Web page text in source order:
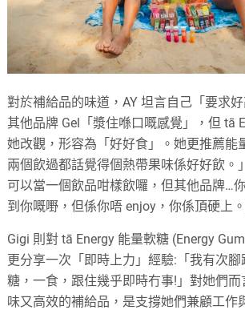
對於補給品的味道，AY 坦言自己「要求
其他品牌 Gel「漿住喺口嘅感覺」，但 tā
她改觀，形容為「好好食」。她更推薦能
兩個飲過都話覺得個熱帶果味係好好飲。
可以當一個飲品咁樣飲囉，但其他品牌…
到你嘅嘢，但係你唔 enjoy，你係頂硬上。
Gigi 則對 tā Energy 能量軟糖 (Energy
更分享一次「即時上力」經驗:「我有次
糖，一食，跟住幾乎即時冇事!」對她們而
味又高效的補給品，是支撐她們兼顧工作